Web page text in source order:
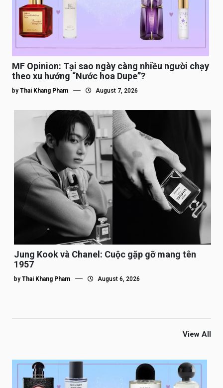
MF Opinion: Tại sao ngày càng nhiều người chạy
theo xu hướng “Nước hoa Dupe”?
by Thai Khang Pham August 7, 2026
Jung Kook và Chanel: Cuộc gặp gỡ mang tên
1957
by Thai Khang Pham August 6, 2026
View All